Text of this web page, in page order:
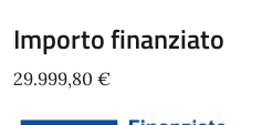
Importo finanziato
29.999,80 €